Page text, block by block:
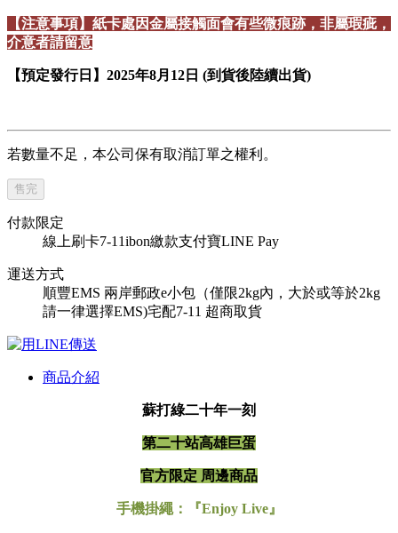
【注意事項】紙卡處因金屬接觸面會有些微痕跡，非屬瑕疵，
介意者請留意
【預定發行日】2025年8月12日 (到貨後陸續出貨)
若數量不足，本公司保有取消訂單之權利。
售完
付款限定
線上刷卡7-11ibon繳款支付寶LINE Pay
運送方式
順豐EMS 兩岸郵政e小包（僅限2kg內，大於或等於2kg
請一律選擇EMS)宅配7-11 超商取貨
商品介紹
蘇打綠二十年一刻
第二十站高雄巨蛋
官方限定 周邊商品
手機掛繩：『Enjoy Live』